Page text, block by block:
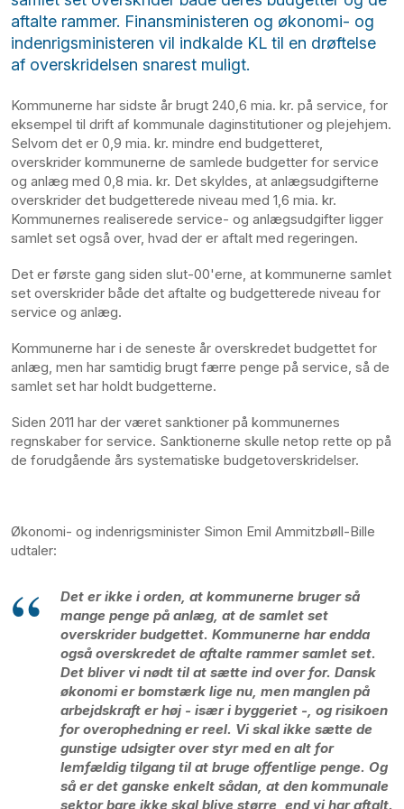
aftalte rammer. Finansministeren og økonomi- og
indenrigsministeren vil indkalde KL til en drøftelse
af overskridelsen snarest muligt.
Kommunerne har sidste år brugt 240,6 mia. kr. på service, for
eksempel til drift af kommunale daginstitutioner og plejehjem.
Selvom det er 0,9 mia. kr. mindre end budgetteret,
overskrider kommunerne de samlede budgetter for service
og anlæg med 0,8 mia. kr. Det skyldes, at anlægsudgifterne
overskrider det budgetterede niveau med 1,6 mia. kr.
Kommunernes realiserede service- og anlægsudgifter ligger
samlet set også over, hvad der er aftalt med regeringen.
Det er første gang siden slut-00'erne, at kommunerne samlet
set overskrider både det aftalte og budgetterede niveau for
service og anlæg.
Kommunerne har i de seneste år overskredet budgettet for
anlæg, men har samtidig brugt færre penge på service, så de
samlet set har holdt budgetterne.
Siden 2011 har der været sanktioner på kommunernes
regnskaber for service. Sanktionerne skulle netop rette op på
de forudgående års systematiske budgetoverskridelser.
Økonomi- og indenrigsminister Simon Emil Ammitzbøll-Bille
udtaler:
Det er ikke i orden, at kommunerne bruger så
mange penge på anlæg, at de samlet set
overskrider budgettet. Kommunerne har endda
også overskredet de aftalte rammer samlet set.
Det bliver vi nødt til at sætte ind over for. Dansk
økonomi er bomstærk lige nu, men manglen på
arbejdskraft er høj - især i byggeriet -, og risikoen
for overophedning er reel. Vi skal ikke sætte de
gunstige udsigter over styr med en alt for
lemfældig tilgang til at bruge offentlige penge. Og
så er det ganske enkelt sådan, at den kommunale
sektor bare ikke skal blive større, end vi har aftalt.